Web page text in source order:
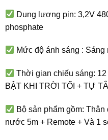
Dung lượng pin: 3,2V
phosphate
Mức độ ánh sáng : Sáng
Thời gian chiếu sáng:
BẬT KHI TRỜI TỐI + TỰ
Bộ sản phẩm gồm:
nước 5m + Remote + Và 1